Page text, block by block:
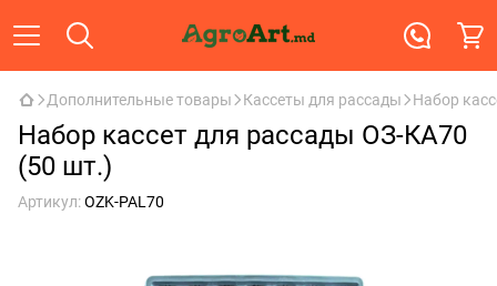
Дополнительные товары Касcеты для рассады Набор
Набор кассет для рассады ОЗ-КA70
(50 шт.)
Артикул:OZK-PAL70